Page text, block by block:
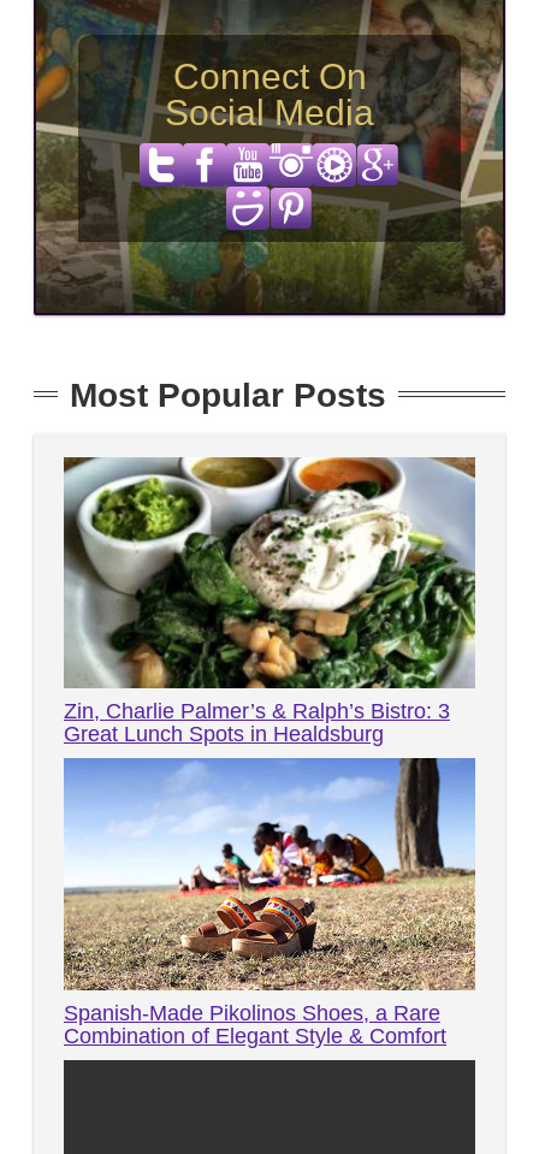
Connect On
Social Media
Most Popular Posts
Zin, Charlie Palmer’s & Ralph’s Bistro: 3
Great Lunch Spots in Healdsburg
Spanish-Made Pikolinos Shoes, a Rare
Combination of Elegant Style & Comfort